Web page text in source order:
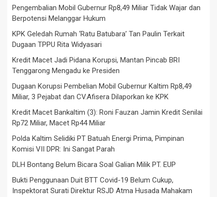
Pengembalian Mobil Gubernur Rp8,49 Miliar Tidak Wajar dan
Berpotensi Melanggar Hukum
KPK Geledah Rumah ‘Ratu Batubara’ Tan Paulin Terkait
Dugaan TPPU Rita Widyasari
Kredit Macet Jadi Pidana Korupsi, Mantan Pincab BRI
Tenggarong Mengadu ke Presiden
Dugaan Korupsi Pembelian Mobil Gubernur Kaltim Rp8,49
Miliar, 3 Pejabat dan CV.Afisera Dilaporkan ke KPK
Kredit Macet Bankaltim (3): Roni Fauzan Jamin Kredit Senilai
Rp72 Miliar, Macet Rp44 Miliar
Polda Kaltim Selidiki PT Batuah Energi Prima, Pimpinan
Komisi VII DPR: Ini Sangat Parah
DLH Bontang Belum Bicara Soal Galian Milik PT. EUP
Bukti Penggunaan Duit BTT Covid-19 Belum Cukup,
Inspektorat Surati Direktur RSJD Atma Husada Mahakam